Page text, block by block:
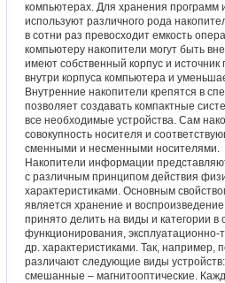
компьютерах. Для хранения
используют различного рода
в сотни раз превосходит емкость
компьютеру накопители могут быть
имеют собственный корпус и источник
внутри корпуса компьютера и
Внутренние накопители крепятся в
позволяет создавать компактные
все необходимые устройства. Сам
совокупность носителя и
сменными и несменными носителями.
Накопители информации
с различным принципом действия
характеристиками. Основным
является хранение и
принято делить на виды и категории в
функционирования,
др. характеристиками. Так,
различают следующие виды
смешанные – магнитооптические.